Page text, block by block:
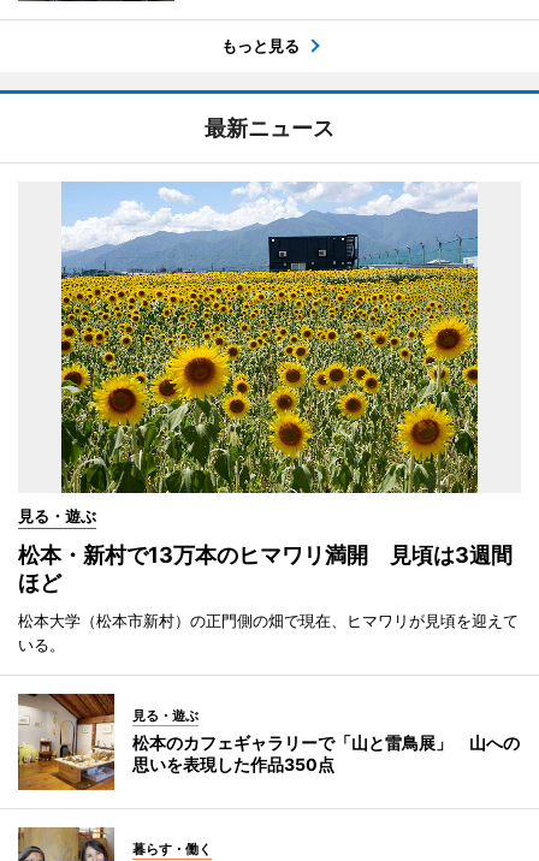
もっと見る
最新ニュース
見る・遊ぶ
松本・新村で13万本のヒマワリ満開 見頃は3週間
ほど
松本大学（松本市新村）の正門側の畑で現在、ヒマワリが見頃を迎えて
いる。
見る・遊ぶ
松本のカフェギャラリーで「山と雷鳥展」 山への
思いを表現した作品350点
暮らす・働く